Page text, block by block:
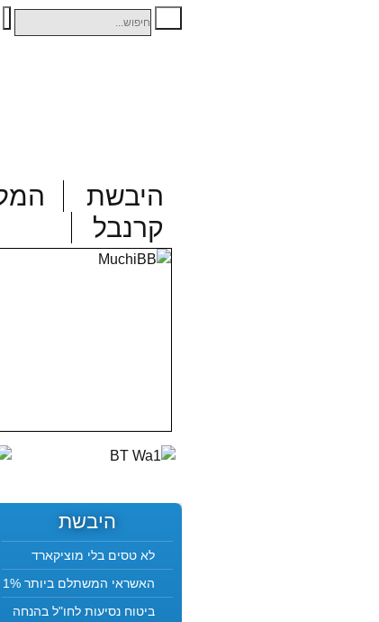
היבשת
קרנבל
היבשת
לא טסים בלי מוציקארד
האשראי המשתלם ביותר 1%
ביטוח נסיעות לחו"ל בהנחה